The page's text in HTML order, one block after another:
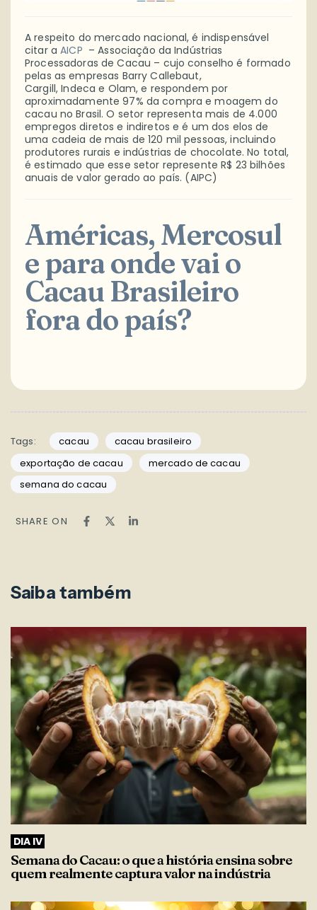
A respeito do mercado nacional, é indispensável
citar aAICP – Associação da Indústrias
Processadoras de Cacau – cujoconselho é formado
pelas as empresas BarryCallebaut,
Cargill,Indeca e Olam, e respondem por
aproximadamente 97% da compra e moagem do
cacau no Brasil. O setor representa mais de 4.000
empregos diretos e indiretos e é um dos elos de
uma cadeia de mais de 120 mil pessoas, incluindo
produtores rurais e indústrias de chocolate. No total,
é estimado que esse setor represente R$ 23 bilhões
anuais de valor gerado ao país. (AIPC)
Américas, Mercosul
e para onde vai o
Cacau Brasileiro
fora do país?
Tags: cacau
cacau brasileiro
exportação de cacau
mercado de cacau
semana do cacau
SHARE ON
Saiba também
DIA IV
Semana do Cacau: o que a história ensina sobre
quem realmente captura valor na indústria